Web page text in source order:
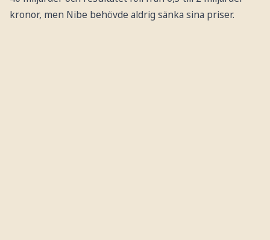
kronor, men Nibe behövde aldrig sänka sina priser.